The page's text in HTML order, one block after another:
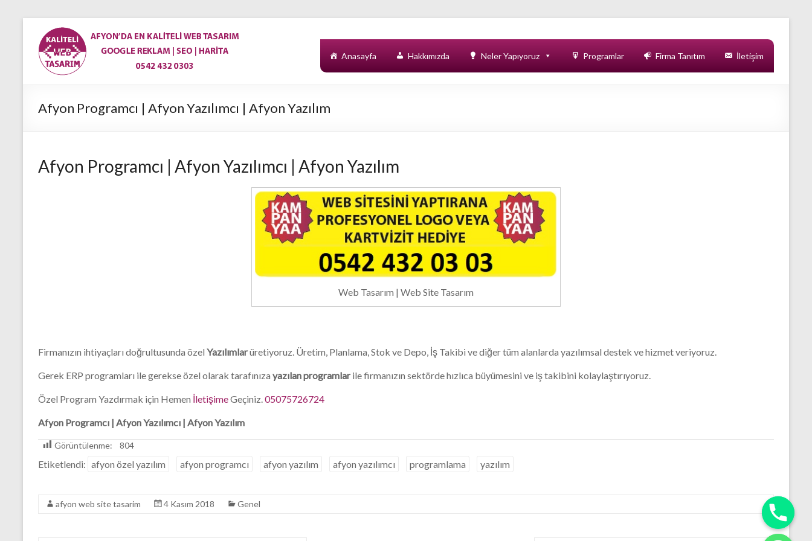
content
En
Ucuz
Web
Tasarım
|
Anasayfa Hakkımızda Neler Yapıyoruz Programlar Firma Tanıtım İletişim
Afyon Programcı | Afyon Yazılımcı | Afyon Yazılım
Afyon Programcı | Afyon Yazılımcı | Afyon Yazılım
Web Tasarım | Web Site Tasarım
Firmanızın ihtiyaçları doğrultusunda özel Yazılımlarüretiyoruz. Üretim, Planlama, Stok ve Depo, İş Takibi ve diğer tüm alanlarda yazılımsal destek ve hizmet veriyoruz.
Gerek ERP programları ile gerekse özel olarak tarafınıza yazılan programlarile firmanızın sektörde hızlıca büyümesini ve iş takibini kolaylaştırıyoruz.
Özel Program Yazdırmak için Hemen İletişimeGeçiniz.05075726724
Afyon Programcı | Afyon Yazılımcı | Afyon Yazılım
Görüntülenme: 804
Etiketlendi: afyon özel yazılım afyon programcı afyon yazılım afyon yazılımcı programlama yazılım
afyon web site tasarim 4 Kasım 2018 Genel